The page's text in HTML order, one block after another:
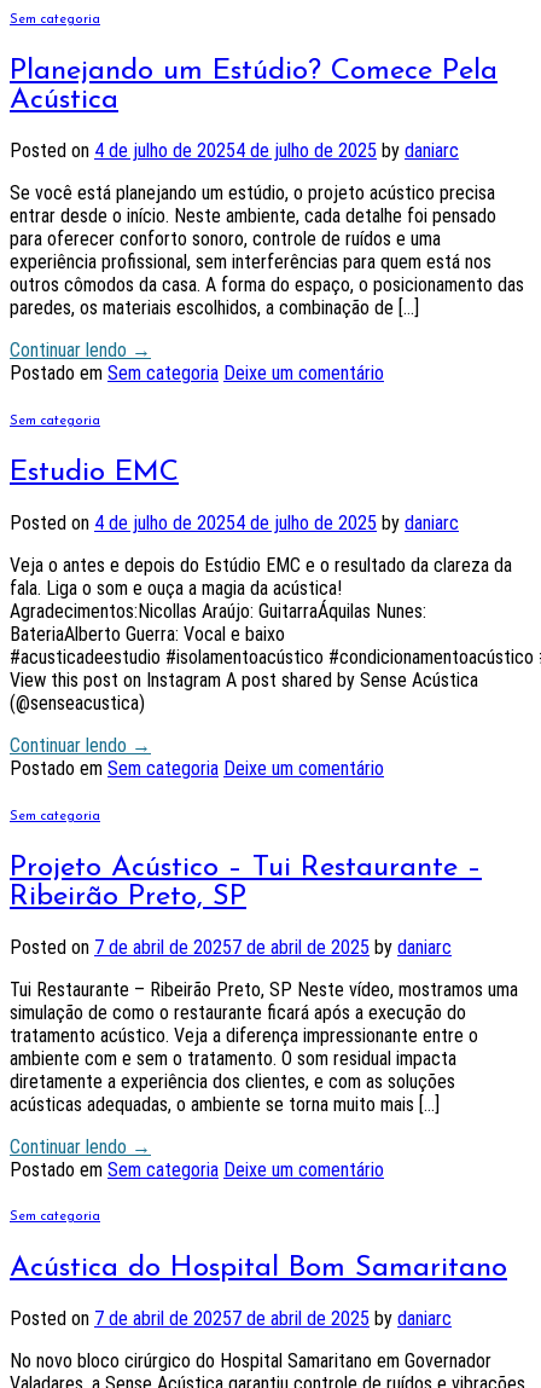
Sem categoria
Planejando um Estúdio? Comece Pela
Acústica
Posted on 4 de julho de 20254 de julho de 2025 by daniarc
Se você está planejando um estúdio, o projeto acústico precisa
entrar desde o início. Neste ambiente, cada detalhe foi pensado
para oferecer conforto sonoro, controle de ruídos e uma
experiência profissional, sem interferências para quem está nos
outros cômodos da casa. A forma do espaço, o posicionamento das
paredes, os materiais escolhidos, a combinação de […]
Continuar lendo →
Postado em Sem categoria Deixe um comentário
Sem categoria
Estudio EMC
Posted on 4 de julho de 20254 de julho de 2025 by daniarc
Veja o antes e depois do Estúdio EMC e o resultado da clareza da
fala. Liga o som e ouça a magia da acústica!
Agradecimentos:Nicollas Araújo: GuitarraÁquilas Nunes:
BateriaAlberto Guerra: Vocal e baixo
#acusticadeestudio #isolamentoacústico #condicionamentoacústico
View this post on Instagram A post shared by Sense Acústica
(@senseacustica)
Continuar lendo →
Postado em Sem categoria Deixe um comentário
Sem categoria
Projeto Acústico – Tui Restaurante –
Ribeirão Preto, SP
Posted on 7 de abril de 20257 de abril de 2025 by daniarc
Tui Restaurante – Ribeirão Preto, SP Neste vídeo, mostramos uma
simulação de como o restaurante ficará após a execução do
tratamento acústico. Veja a diferença impressionante entre o
ambiente com e sem o tratamento. O som residual impacta
diretamente a experiência dos clientes, e com as soluções
acústicas adequadas, o ambiente se torna muito mais […]
Continuar lendo →
Postado em Sem categoria Deixe um comentário
Sem categoria
Acústica do Hospital Bom Samaritano
Posted on 7 de abril de 20257 de abril de 2025 by daniarc
No novo bloco cirúrgico do Hospital Samaritano em Governador